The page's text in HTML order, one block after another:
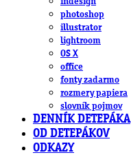
photoshop
illustrator
lightroom
OS X
office
fonty zadarmo
rozmery papiera
slovník pojmov
DENNÍK DETEPÁKA
OD DETEPÁKOV
ODKAZY